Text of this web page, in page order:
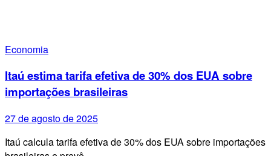
Economia
Itaú estima tarifa efetiva de 30% dos EUA sobre
importações brasileiras
27 de agosto de 2025
Itaú calcula tarifa efetiva de 30% dos EUA sobre importações